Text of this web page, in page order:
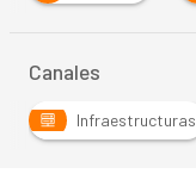
Canales
Infraestructuras